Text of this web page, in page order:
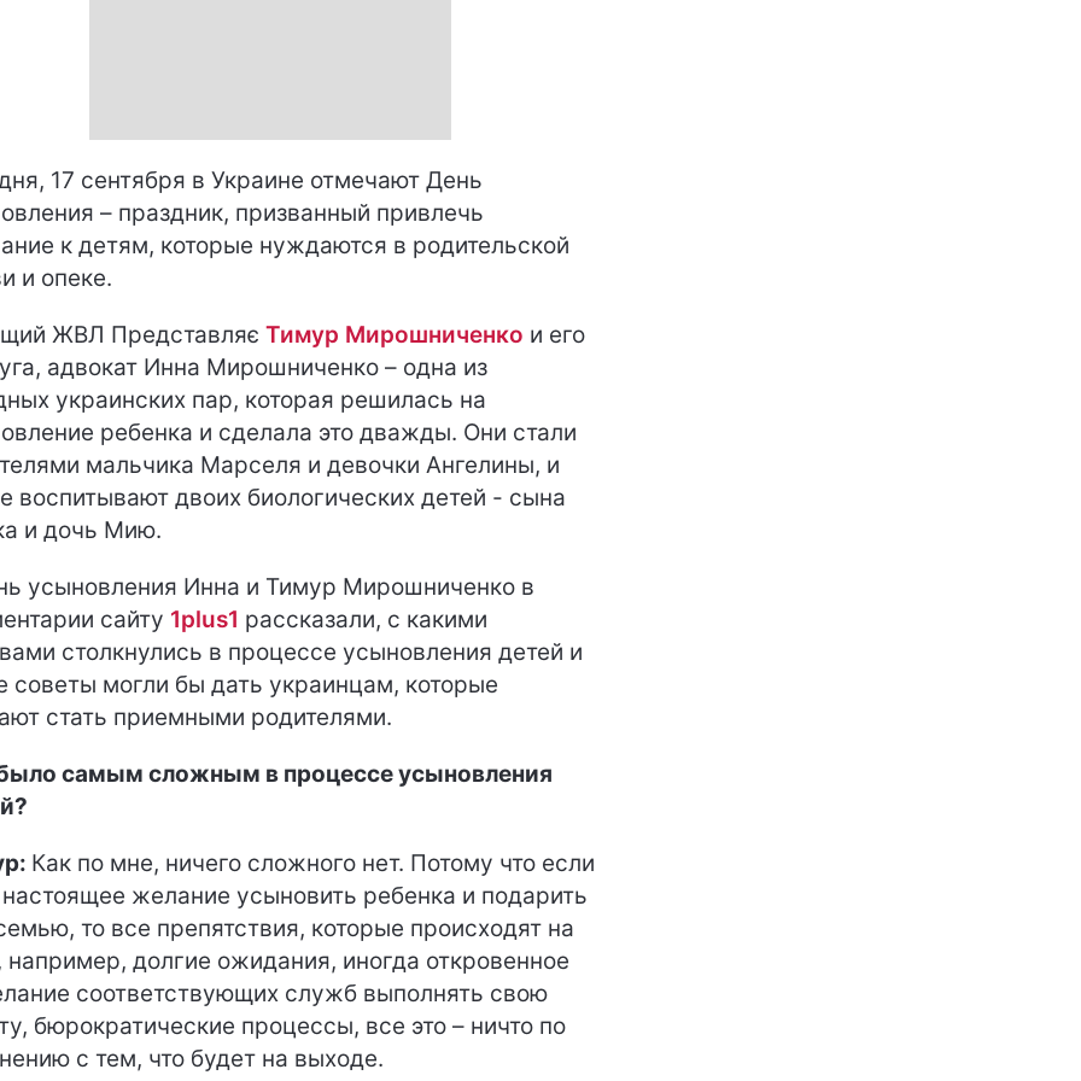
17 сентября в Украине отмечают День
– праздник, призванный привлечь
к детям, которые нуждаются в родительской
и опеке.
ЖВЛ Представляє Тимур Мирошниченко и его
адвокат Инна Мирошниченко – одна из
украинских пар, которая решилась на
ребенка и сделала это дважды. Они стали
мальчика Марселя и девочки Ангелины, и
воспитывают двоих биологических детей - сына
и дочь Мию.
усыновления Инна и Тимур Мирошниченко в
сайту 1plus1 рассказали, с какими
столкнулись в процессе усыновления детей и
советы могли бы дать украинцам, которые
стать приемными родителями.
самым сложным в процессе усыновления
Как по мне, ничего сложного нет. Потому что если
желание усыновить ребенка и подарить
то все препятствия, которые происходят на
например, долгие ожидания, иногда откровенное
соответствующих служб выполнять свою
бюрократические процессы, все это – ничто по
с тем, что будет на выходе.